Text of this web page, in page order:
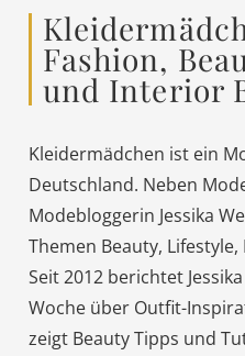
Fashion,
und Interior
Kleidermädchen ist ein
Deutschland. Neben
Modebloggerin Jessika
Themen Beauty,
Seit 2012 berichtet
Woche über Outfit-
zeigt Beauty Tipps und